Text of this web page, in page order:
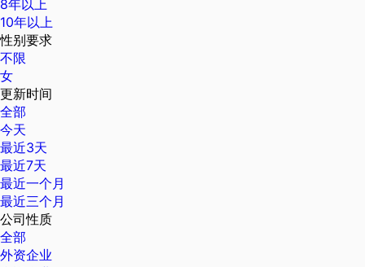
8年以上
10年以上
性别要求
不限
女
更新时间
全部
今天
最近3天
最近7天
最近一个月
最近三个月
公司性质
全部
外资企业